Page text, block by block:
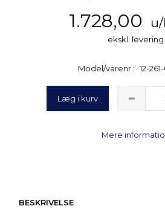
1.728,00
ekskl. levering
Model/varenr.: 12-
Læg i kurv
Mere
BESKRIVELSE